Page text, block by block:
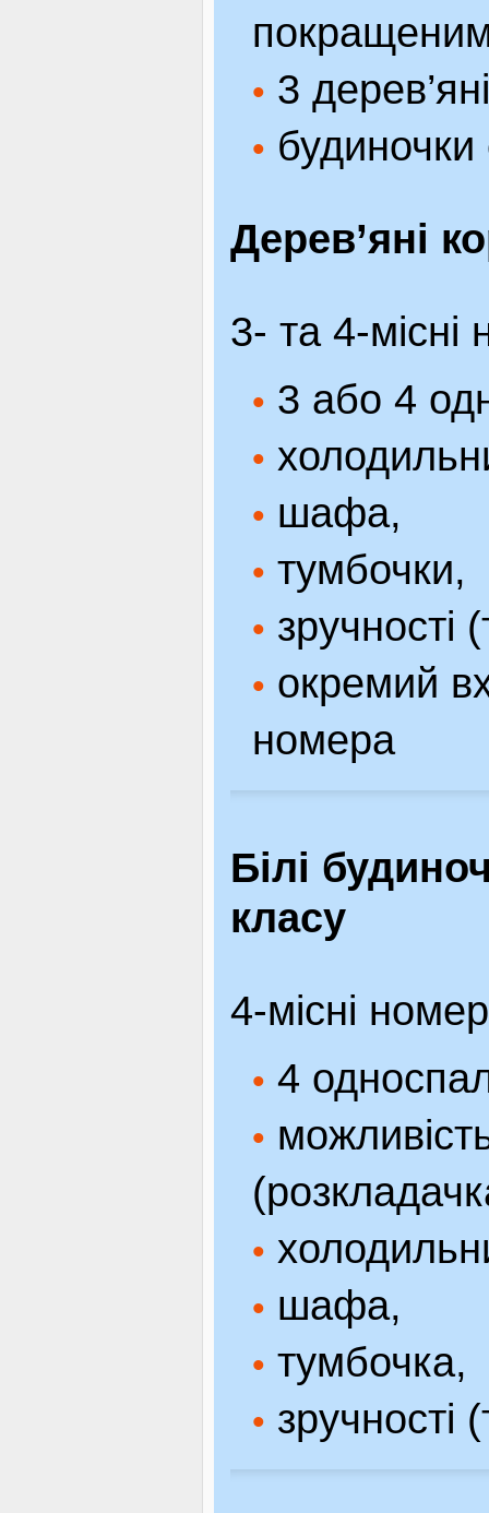
• 3
•
Дерев’яні
3- та 4-місні
• 3 або 4
•
• шафа,
• тумбочки,
• зручності
• окремий
номера
Білі
класу
4-місні
• 4
•
•
• шафа,
• тумбочка,
• зручності